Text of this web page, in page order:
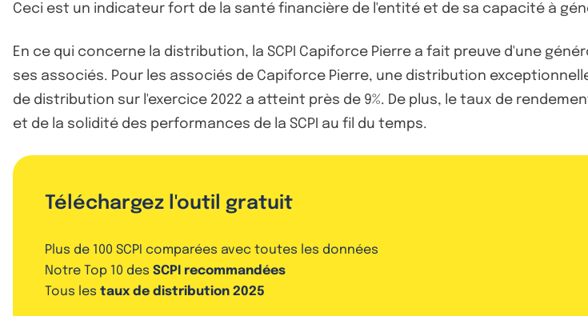
Ceci est un indicateur fort de la santé financière de l'entité et de sa capacité à
En ce qui concerne la distribution, la SCPI Capiforce Pierre a fait preuve d'une
ses associés. Pour les associés de Capiforce Pierre, une distribution
de distribution sur l'exercice 2022 a atteint près de 9%. De plus, le taux de
et de la solidité des performances de la SCPI au fil du temps.
Téléchargez l'outil gratuit
Plus de 100 SCPI comparées avec toutes les données
Notre Top 10 des SCPI recommandées
Tous les taux de distribution 2025